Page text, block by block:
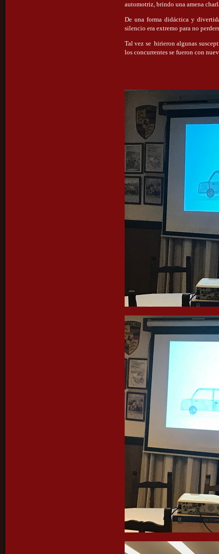
automotriz, brindo una amena
De una forma didáctica y
silencio era extremo para no
Tal vez se hirieron algunas
los concurrentes se fueron con